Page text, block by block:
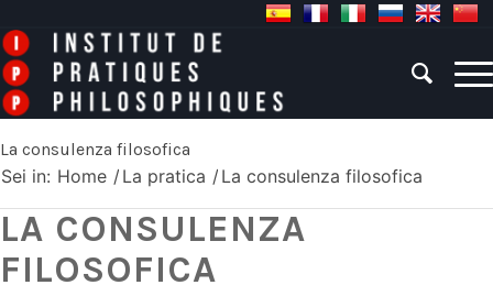
La consulenza filosofica
Sei in: Home / La pratica / La consulenza filosofica
LA CONSULENZA
FILOSOFICA